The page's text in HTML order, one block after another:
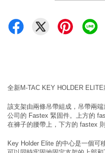
全新M-TAC KEY HOLDER
該支架由兩條吊帶組成，吊帶兩
公司的 Fastex 緊固件。上方的
在褲子的腰帶上，下方的 fastex
Key Holder Elite 的中心是一個可